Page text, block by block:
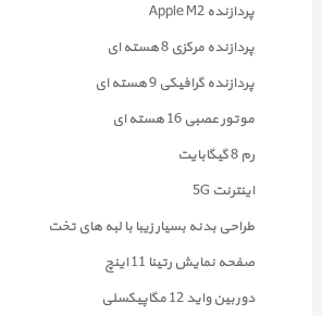
پردازنده Apple M2
پردازنده مرکزی 8 هسته ای
پردازنده گرافیکی 9 هسته ای
موتور عصبی 16 هسته ای
رم 8 گیگابایت
اینترنت 5G
طراحی بدنه بسیار زیبا با لبه های تخت
صفحه نمايش رتینا 11 اینچ
دوربين واید 12 مگاپیکسلی